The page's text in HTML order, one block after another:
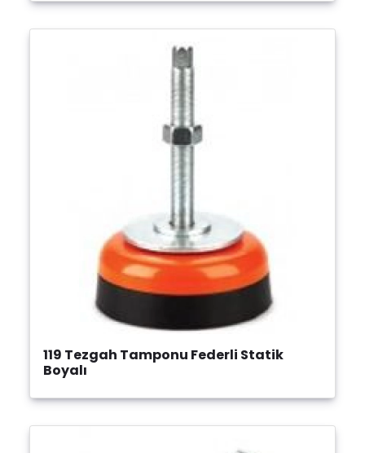
119 Tezgah Tamponu Federli Statik
Boyalı